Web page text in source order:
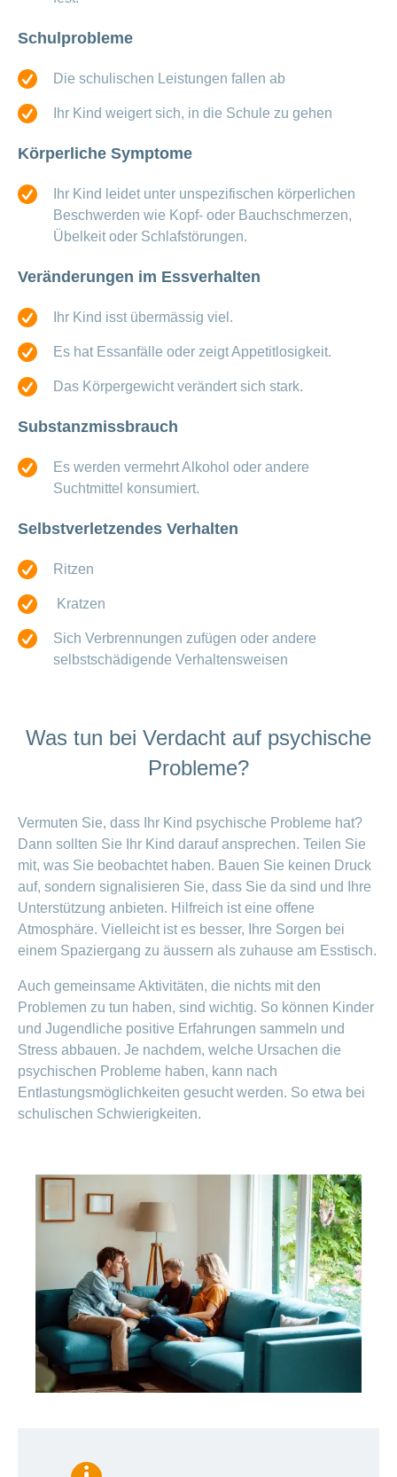
Schulprobleme
Die schulischen Leistungen fallen ab
Ihr Kind weigert sich, in die Schule zu gehen
Körperliche Symptome
Ihr Kind leidet unter unspezifischen körperlichen
Beschwerden wie Kopf- oder Bauchschmerzen,
Übelkeit oder Schlafstörungen.
Veränderungen im Essverhalten
Ihr Kind isst übermässig viel.
Es hat Essanfälle oder zeigt Appetitlosigkeit.
Das Körpergewicht verändert sich stark.
Substanzmissbrauch
Es werden vermehrt Alkohol oder andere
Suchtmittel konsumiert.
Selbstverletzendes Verhalten
Ritzen
Kratzen
Sich Verbrennungen zufügen oder andere
selbstschädigende Verhaltensweisen
Was tun bei Verdacht auf psychische
Probleme?
Vermuten Sie, dass Ihr Kind psychische Probleme hat?
Dann sollten Sie Ihr Kind darauf ansprechen. Teilen Sie
mit, was Sie beobachtet haben. Bauen Sie keinen Druck
auf, sondern signalisieren Sie, dass Sie da sind und Ihre
Unterstützung anbieten. Hilfreich ist eine offene
Atmosphäre. Vielleicht ist es besser, Ihre Sorgen bei
einem Spaziergang zu äussern als zuhause am Esstisch.
Auch gemeinsame Aktivitäten, die nichts mit den
Problemen zu tun haben, sind wichtig. So können Kinder
und Jugendliche positive Erfahrungen sammeln und
Stress abbauen. Je nachdem, welche Ursachen die
psychischen Probleme haben, kann nach
Entlastungsmöglichkeiten gesucht werden. So etwa bei
schulischen Schwierigkeiten.